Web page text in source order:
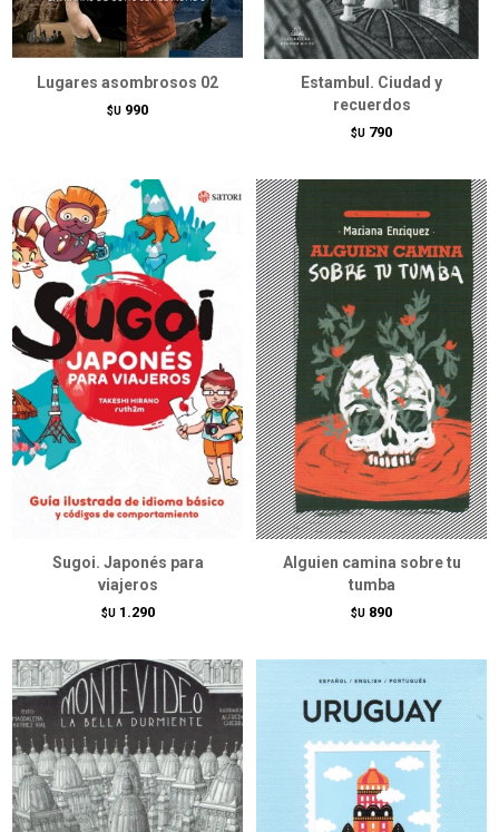
Lugares asombrosos 02
$U 990
Estambul. Ciudad y
recuerdos
$U 790
Sugoi. Japonés para
viajeros
$U 1.290
Alguien camina sobre tu
tumba
$U 890